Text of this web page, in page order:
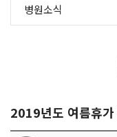
병원소식
2019년도 여름휴